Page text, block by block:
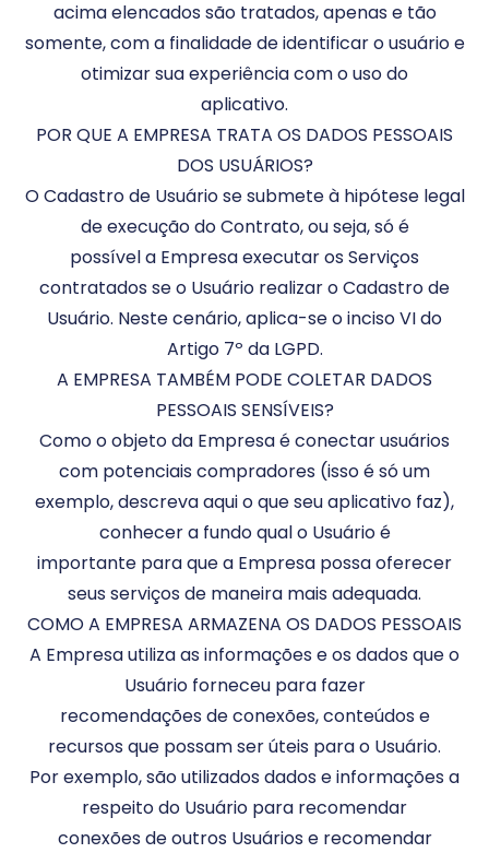
acima elencados são tratados, apenas e tão
somente, com a finalidade de identificar o usuário e
otimizar sua experiência com o uso do
aplicativo.
POR QUE A EMPRESA TRATA OS DADOS PESSOAIS
DOS USUÁRIOS?
O Cadastro de Usuário se submete à hipótese legal
de execução do Contrato, ou seja, só é
possível a Empresa executar os Serviços
contratados se o Usuário realizar o Cadastro de
Usuário. Neste cenário, aplica-se o inciso VI do
Artigo 7º da LGPD.
A EMPRESA TAMBÉM PODE COLETAR DADOS
PESSOAIS SENSÍVEIS?
Como o objeto da Empresa é conectar usuários
com potenciais compradores (isso é só um
exemplo, descreva aqui o que seu aplicativo faz),
conhecer a fundo qual o Usuário é
importante para que a Empresa possa oferecer
seus serviços de maneira mais adequada.
COMO A EMPRESA ARMAZENA OS DADOS PESSOAIS
A Empresa utiliza as informações e os dados que o
Usuário forneceu para fazer
recomendações de conexões, conteúdos e
recursos que possam ser úteis para o Usuário.
Por exemplo, são utilizados dados e informações a
respeito do Usuário para recomendar
conexões de outros Usuários e recomendar